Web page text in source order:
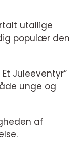
utallige
populær den
Juleeventyr”
unge og
af